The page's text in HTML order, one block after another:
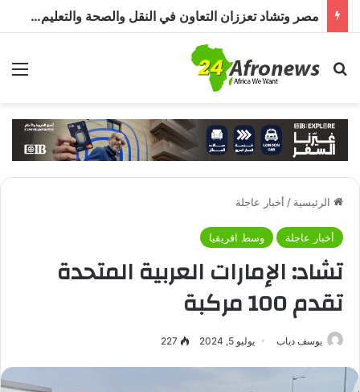
مصر وتشاد تعززان التعاون في النقل والصحة والتعليم والاستثمار خلال الدورة الرابعة للجنة المشتركة
بحث عن
الرئيسية / أخبار عاجلة
أخبار عاجلة وسط افريقيا
تشاد: الإمارات العربية المتحدة
تقدم 100 مركبة
يوسف دياب يوليو 5, 2024 227